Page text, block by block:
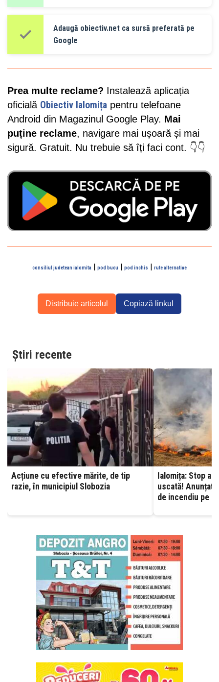
Adaugă obiectiv.net ca sursă preferată pe
Google
Prea multe reclame? Instalează aplicația
oficială Obiectiv Ialomița pentru telefoane
Android din Magazinul Google Play. Mai
puține reclame, navigare mai ușoară și mai
sigură. Gratuit. Nu trebuie să îți faci cont. 👇👇
consiliul judetean ialomita | pod bucu | pod inchis | rute alternative
Distribuie articolul Copiază linkul
Știri recente
Acțiune cu efective mărite, de tip
razie, în municipiul Slobozia
Ialomița: Stop
uscată! Anunțați
de incendiu pe